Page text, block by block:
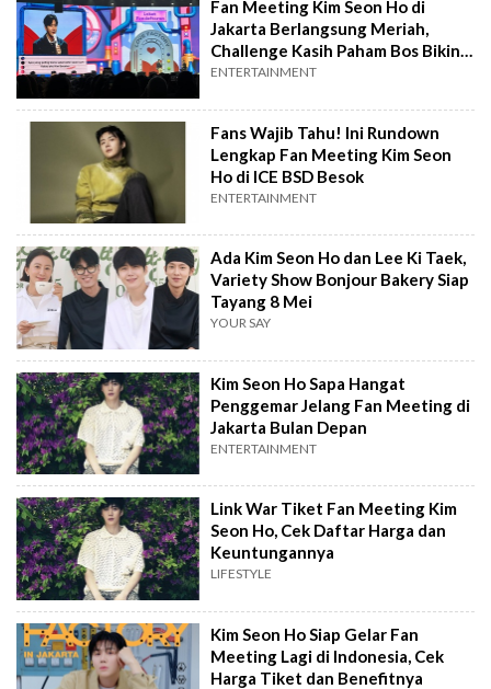
Fan Meeting Kim Seon Ho di
Jakarta Berlangsung Meriah,
Challenge Kasih Paham Bos Bikin
Heboh
ENTERTAINMENT
Fans Wajib Tahu! Ini Rundown
Lengkap Fan Meeting Kim Seon
Ho di ICE BSD Besok
ENTERTAINMENT
Ada Kim Seon Ho dan Lee Ki Taek,
Variety Show Bonjour Bakery Siap
Tayang 8 Mei
YOUR SAY
Kim Seon Ho Sapa Hangat
Penggemar Jelang Fan Meeting di
Jakarta Bulan Depan
ENTERTAINMENT
Link War Tiket Fan Meeting Kim
Seon Ho, Cek Daftar Harga dan
Keuntungannya
LIFESTYLE
Kim Seon Ho Siap Gelar Fan
Meeting Lagi di Indonesia, Cek
Harga Tiket dan Benefitnya